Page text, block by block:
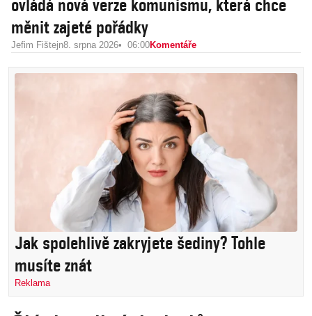
ovládá nová verze komunismu, která chce
měnit zajeté pořádky
Jefim Fištejn8. srpna 2026 06:00Komentáře
Jak spolehlivě zakryjete šediny? Tohle
musíte znát
Reklama